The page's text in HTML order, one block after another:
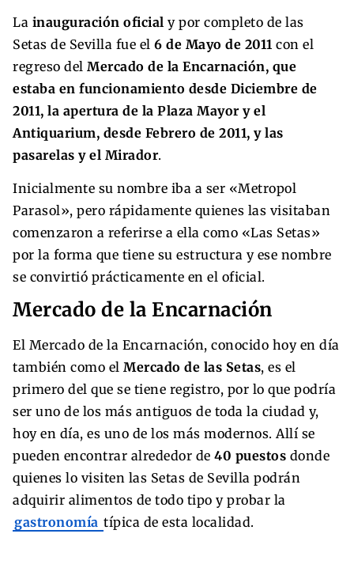
La inauguración oficial y por completo de las
Setas de Sevilla fue el 6 de Mayo de 2011 con el
regreso del Mercado de la Encarnación, que
estaba en funcionamiento desde Diciembre de
2011, la apertura de la Plaza Mayor y el
Antiquarium, desde Febrero de 2011, y las
pasarelas y el Mirador.
Inicialmente su nombre iba a ser «Metropol
Parasol», pero rápidamente quienes las visitaban
comenzaron a referirse a ella como «Las Setas»
por la forma que tiene su estructura y ese nombre
se convirtió prácticamente en el oficial.
Mercado de la Encarnación
El Mercado de la Encarnación, conocido hoy en día
también como el Mercado de las Setas, es el
primero del que se tiene registro, por lo que podría
ser uno de los más antiguos de toda la ciudad y,
hoy en día, es uno de los más modernos. Allí se
pueden encontrar alrededor de 40 puestos donde
quienes lo visiten las Setas de Sevilla podrán
adquirir alimentos de todo tipo y probar la
gastronomía típica de esta localidad.